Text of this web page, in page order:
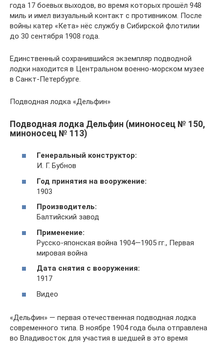
года 17 боевых выходов, во время которых прошёл 948
миль и имел визуальный контакт с противником. После
войны катер «Кета» нёс службу в Сибирской флотилии
до 30 сентября 1908 года.
Единственный сохранившийся экземпляр подводной
лодки находится в Центральном военно-морском музее
в Санкт-Петербурге.
Подводная лодка «Дельфин»
Подводная лодка Дельфин (миноносец № 150,
миноносец № 113)
Генеральный конструктор:
И. Г. Бубнов
Год принятия на вооружение:
1903
Производитель:
Балтийский завод
Применение:
Русско-японская война 1904—1905 гг., Первая
мировая война
Дата снятия с вооружения:
1917
Видео
«Дельфин» — первая отечественная подводная лодка
современного типа. В ноябре 1904 года была отправлена
во Владивосток для участия в шедшей в это время